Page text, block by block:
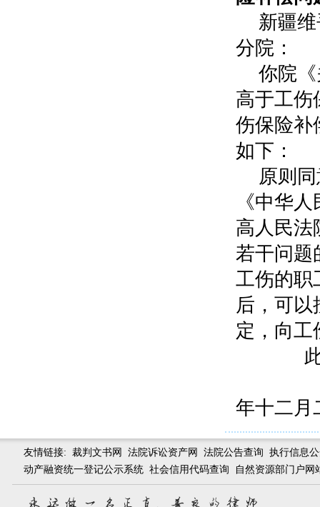
新疆
分院：
你院
高于工伤
伤保险补
如下：
原则
《中华
高人民法
若干问题
工伤的职
后，可
定，向工
此
年十二月
友情链接: 裁判文书网 法院诉讼资产网 法院公告查询 执行信息
动产融资统一登记公示系统 社会信用代码查询 自然资源部门户网